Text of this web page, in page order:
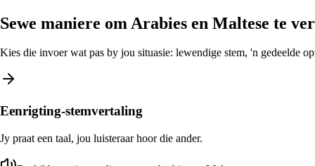
Sewe maniere om Arabies en Maltese te
Kies die invoer wat pas by jou situasie: lewendige stem, 'n gedeelde
Eenrigting-stemvertaling
Jy praat een taal, jou luisteraar hoor die ander.